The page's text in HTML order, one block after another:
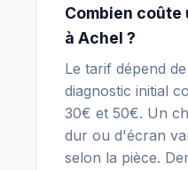
Combien coûte
à Achel ?
Le tarif dépend
diagnostic initial
30€ et 50€. Un
dur ou d'écran
selon la pièce.